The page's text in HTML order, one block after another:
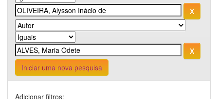
Iniciar uma nova pesquisa
Adicionar filtros: